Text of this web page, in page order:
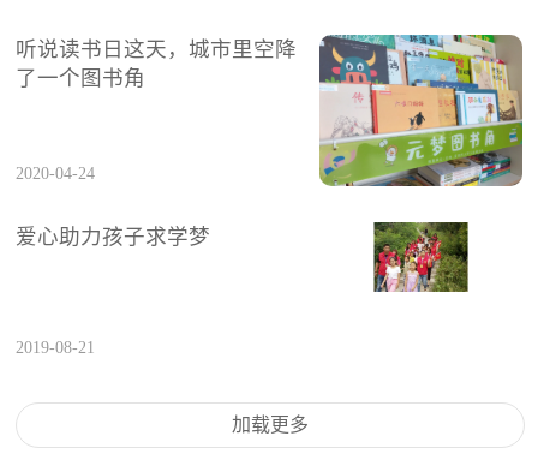
听说读书日这天，城市里空降
了一个图书角
2020-04-24
爱心助力孩子求学梦
2019-08-21
加载更多